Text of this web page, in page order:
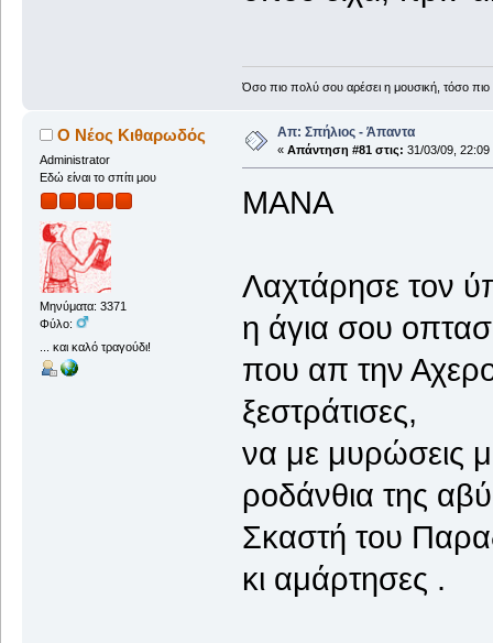
Όσο πιο πολύ σου αρέσει η μουσική, τόσο
Ο Νέος Κιθαρωδός
Administrator
Εδώ είναι το σπίτι μου
Μηνύματα: 3371
Φύλο:
... και καλό τραγούδι!
Απ: Σπήλιος - Άπαντα
« Απάντηση #81 στις: 31/03/09, 22:09
ΜΑΝΑ
Λαχτάρησε τον
η άγια σου
που απ την
ξεστράτισες,
να με μυρώσεις
ροδάνθια της
Σκαστή του
κι αμάρτησες .